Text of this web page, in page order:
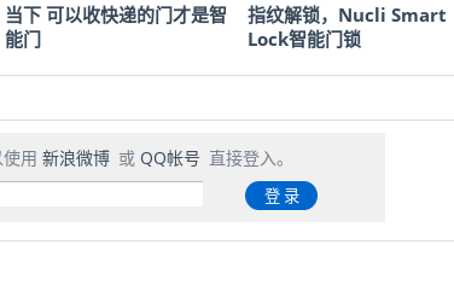
当下 可以收快递的门才是智
能门
指纹解锁，Nucli Smart
Lock智能门锁
用 新浪微博 或 QQ帐号 直接登入。